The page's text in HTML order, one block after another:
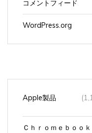
WordPress.org
Ｃｈｒｏｍｅｂｏｏｋ